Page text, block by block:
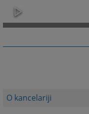
O kancelariji